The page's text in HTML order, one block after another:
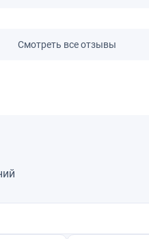
Смотреть все отзывы